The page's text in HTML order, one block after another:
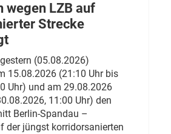
wegen LZB auf
Strecke
(05.08.2026)
15.08.2026 (21:10 Uhr bis
Uhr) und am 29.08.2026
11:00 Uhr) den
Berlin-Spandau –
der jüngst korridorsanierten